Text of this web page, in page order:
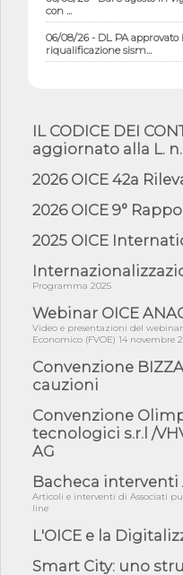
con ...
06/08/26 - DL PA
riqualificazione sism...
norme UE in m...
05/08/26 - DL Infrastrutture
amminist...
2 s...
05/08/26 - SAVE THE
Professioni ...
05/08/26 - Successo OICE
di Reg...
05/08/26 - Lettera OICE
Campa...
04/08/26 - DL PA: previste
04/08/26 - International
COP31, An...
impugnar...
04/08/26 - Rapporto Anac
04/08/26 - CdS:
acquiescenza r...
IL CODICE DEI
aggiornato alla L. n.
2026 OICE 42a
2026 OICE 9°
2025 OICE
Programma 2025
Webinar OICE
Video e presentazioni del
Economico (FVOE) 14 novembre
Convenzione
cauzioni
Convenzione
tecnologici s.r.l /
AG
Bacheca interventi
Articoli e interventi di Associati
line
L'OICE e la
Smart City: uno